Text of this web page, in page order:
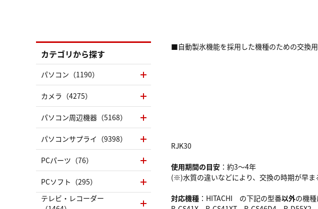
■自動製氷機能を採用した機種のための交換
RJK30
使用期間の目安 ：約3～4年
(※)水質の違いなどにより、交換の時期が早ま
対応機種 ：HITACHI の下記の型番以外の機
カテゴリから探す
パソコン（1190）
カメラ（4275）
パソコン周辺機器（5168）
パソコンサプライ（9398）
PCパーツ（76）
PCソフト（295）
テレビ・レコーダー